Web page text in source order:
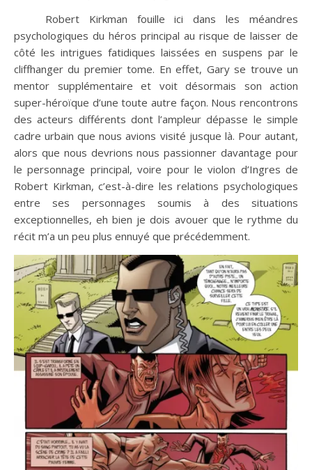
Robert Kirkman fouille ici dans les méandres
psychologiques du héros principal au risque de laisser de
côté les intrigues fatidiques laissées en suspens par le
cliffhanger du premier tome. En effet, Gary se trouve un
mentor supplémentaire et voit désormais son action
super-héroïque d’une toute autre façon. Nous rencontrons
des acteurs différents dont l’ampleur dépasse le simple
cadre urbain que nous avions visité jusque là. Pour autant,
alors que nous devrions nous passionner davantage pour
le personnage principal, voire pour le violon d’Ingres de
Robert Kirkman, c’est-à-dire les relations psychologiques
entre ses personnages soumis à des situations
exceptionnelles, eh bien je dois avouer que le rythme du
récit m’a un peu plus ennuyé que précédemment.